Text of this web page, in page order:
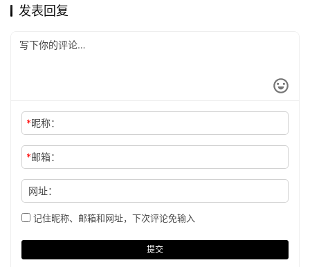
发表回复
*昵称：
*邮箱：
网址：
记住昵称、邮箱和网址，下次评论免输入
提交